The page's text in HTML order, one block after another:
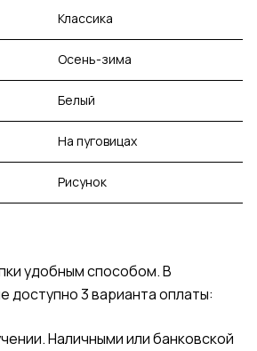
Классика
Осень-зима
Белый
На пуговицах
Рисунок
удобным способом. В
доступно 3 варианта оплаты:
Наличными или банковской